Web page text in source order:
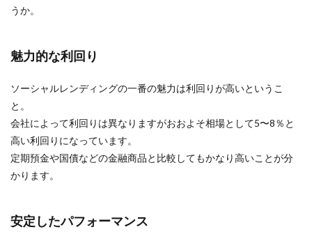
うか。
魅力的な利回り
ソーシャルレンディングの一番の魅力は利回りが高いというこ
と。
会社によって利回りは異なりますがおおよそ相場として5〜8％と
高い利回りになっています。
定期預金や国債などの金融商品と比較してもかなり高いことが分
かります。
安定したパフォーマンス